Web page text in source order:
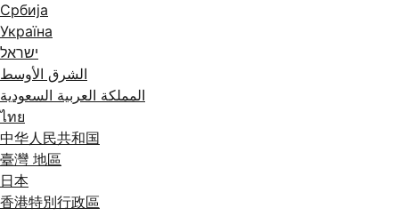
Србија
Україна
ישראל
الشرق الأوسط
المملكة العربية السعودية
ไทย
中华人民共和国
臺灣 地區
日本
香港特別行政區